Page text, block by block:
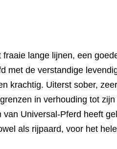
lange lijnen, een
met de verstandige
krachtig. Uiterst sober,
in verhouding tot
Universal-Pferd heeft
als rijpaard, voor het